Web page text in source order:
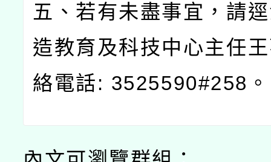
五、若有未盡事宜，請
造教育及科技中心主任
絡電話: 3525590#258 。